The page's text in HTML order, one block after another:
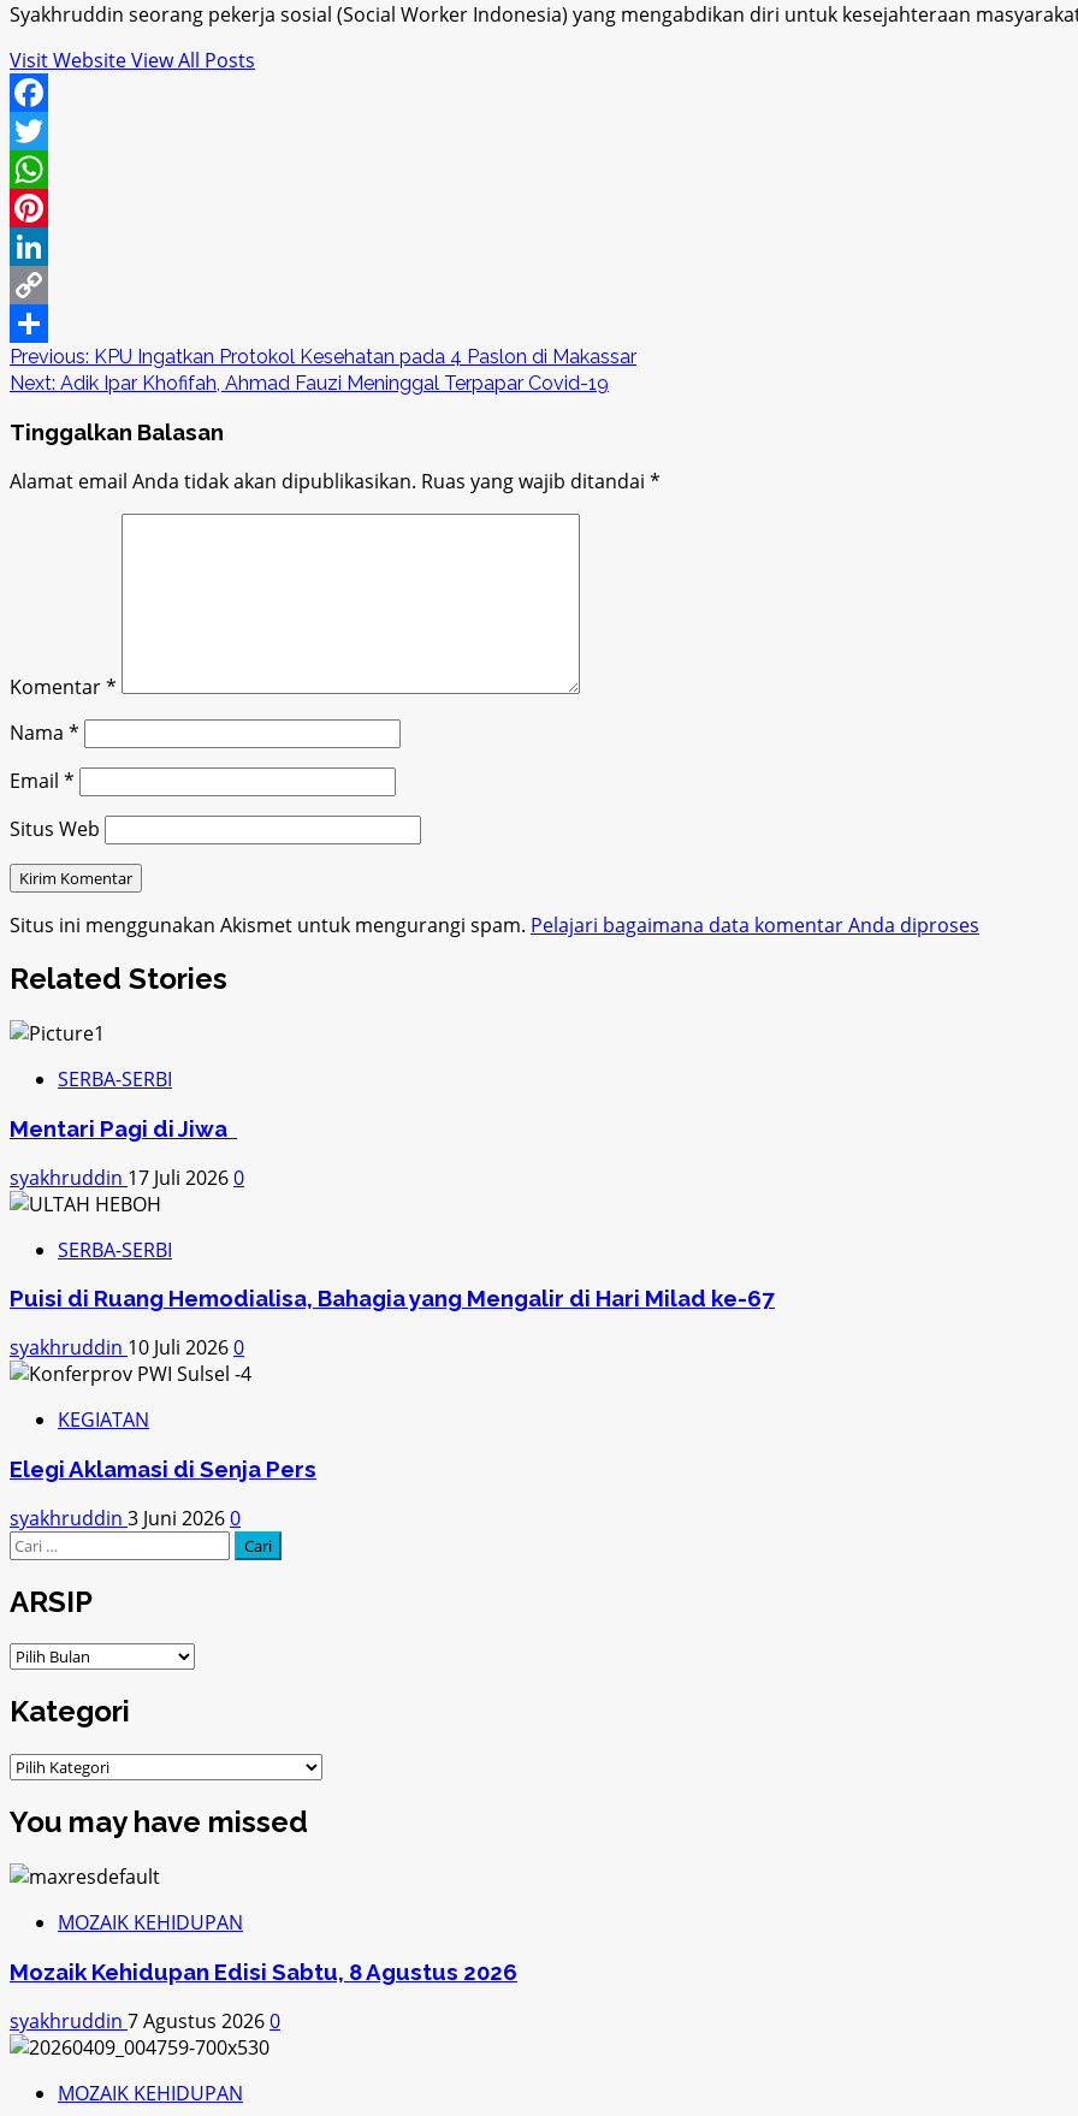
Syakhruddin seorang pekerja sosial (Social Worker Indonesia) yang mengabdikan diri untuk kesejahteraan
Visit WebsiteView All Posts
Facebook
Twitter
WhatsApp
Pinterest
LinkedIn
Copy
Link
Share
Post
navigation
Previous: KPU Ingatkan Protokol Kesehatan pada 4 Paslon di Makassar
Next: Adik Ipar Khofifah, Ahmad Fauzi Meninggal Terpapar Covid-19
Tinggalkan Balasan
Alamat email Anda tidak akan dipublikasikan. Ruas yang wajib ditandai *
Komentar*
Nama *
Email *
Situs Web
Situs ini menggunakan Akismet untuk mengurangi spam. Pelajari bagaimana data komentar Anda diproses
Related Stories
SERBA-SERBI
Mentari Pagi di Jiwa
syakhruddin 17 Juli 20260
SERBA-SERBI
Puisi di Ruang Hemodialisa, Bahagia yang Mengalir di Hari Milad ke-67
syakhruddin 10 Juli 20260
KEGIATAN
Elegi Aklamasi di Senja Pers
syakhruddin 3 Juni 20260
Cari
untuk:
ARSIP
ARSIP
Kategori
Kategori
You may have missed
MOZAIK KEHIDUPAN
Mozaik Kehidupan Edisi Sabtu, 8 Agustus 2026
syakhruddin 7 Agustus 20260
MOZAIK KEHIDUPAN